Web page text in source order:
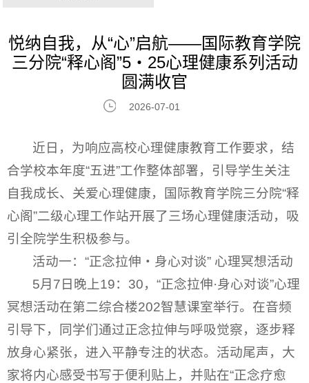
悦纳自我，从“心”启航——国际教育学院
三分院“释心阁”5・25心理健康系列活动
圆满收官
2026-07-01
近日，为响应高校心理健康教育工作要求，结
合学校本年度“五进”工作整体部署，引导学生关注
自我成长、关爱心理健康，国际教育学院三分院“释
心阁”二级心理工作站开展了三场心理健康活动，吸
引全院学生积极参与。
活动一：“正念拉伸・身心对谈” 心理冥想活动
5月7日晚上19：30，“正念拉伸·身心对谈”心理
冥想活动在第二综合楼202智慧课室举行。在音频
引导下，同学们通过正念拉伸与呼吸觉察，逐步释
放身心紧张，进入平静专注的状态。活动尾声，大
家将内心感受书写于便利贴上，并贴在“正念疗愈